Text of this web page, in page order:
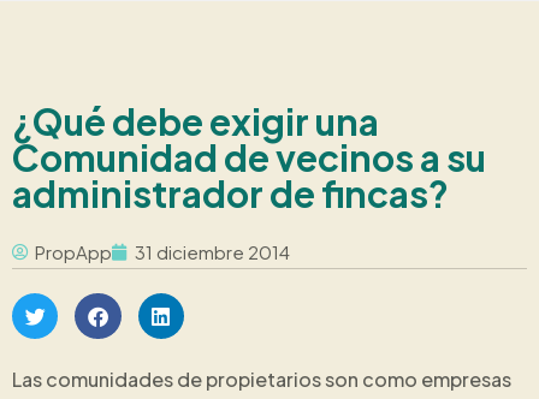
¿Qué debe exigir una
Comunidad de vecinos a su
administrador de fincas?
PropApp 31 diciembre 2014
Las comunidades de propietarios son como empresas